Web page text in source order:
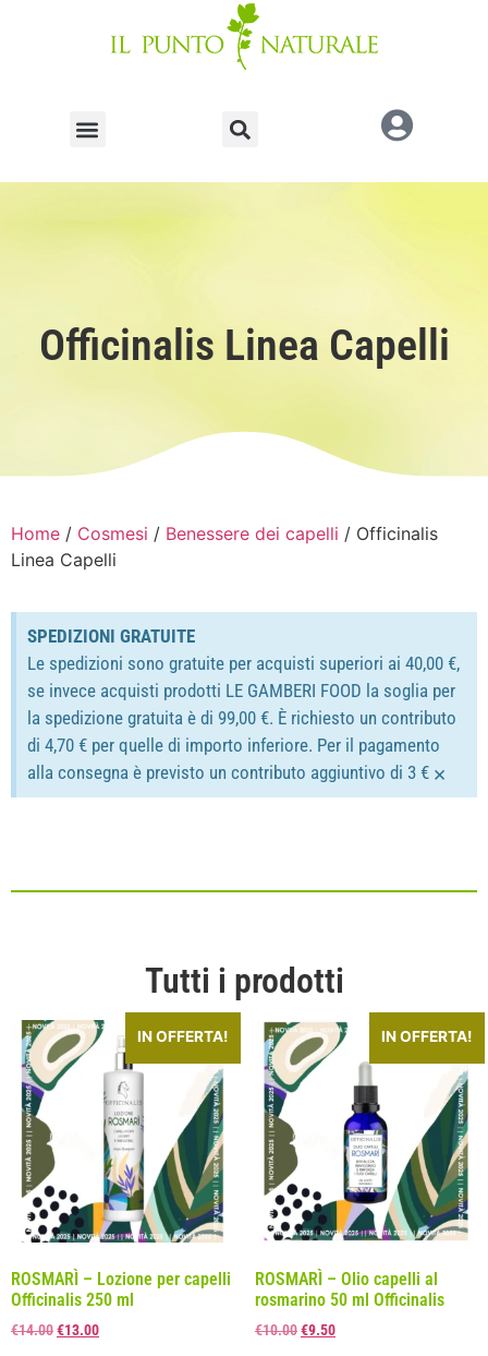
Officinalis Linea Capelli
Home / Cosmesi / Benessere dei capelli / Officinalis
Linea Capelli
SPEDIZIONI GRATUITE
Le spedizioni sono gratuite per acquisti superiori ai 40,00 €,
se invece acquisti prodotti LE GAMBERI FOOD la soglia per
la spedizione gratuita è di 99,00 €. È richiesto un contributo
di 4,70 € per quelle di importo inferiore. Per il pagamento
alla consegna è previsto un contributo aggiuntivo di 3 € ×
Tutti i prodotti
IN OFFERTA!
ROSMARÌ – Lozione per capelli
Officinalis 250 ml
€14.00€13.00
IN OFFERTA!
ROSMARÌ – Olio capelli al
rosmarino 50 ml Officinalis
€10.00€9.50